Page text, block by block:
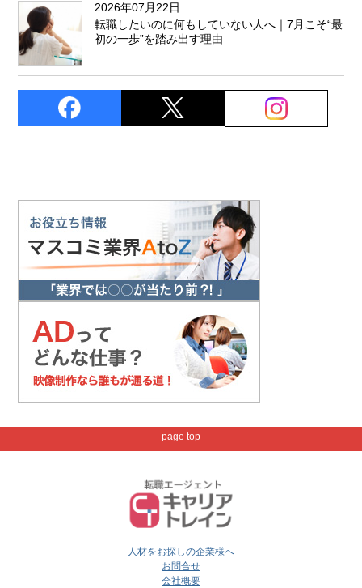
2026年07月22日
転職したいのに何もしていない人へ｜7月こそ“最
初の一歩”を踏み出す理由
page top
人材をお探しの企業様へ
お問合せ
会社概要